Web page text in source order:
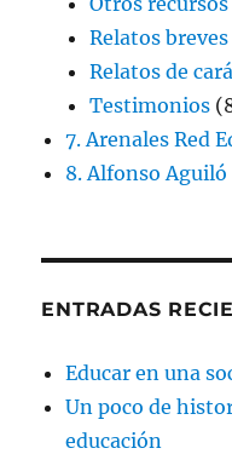
Relatos breves
Relatos de
Testimonios
7. Arenales Red
8. Alfonso Aguiló
ENTRADAS
Educar en una
Un poco de
educación